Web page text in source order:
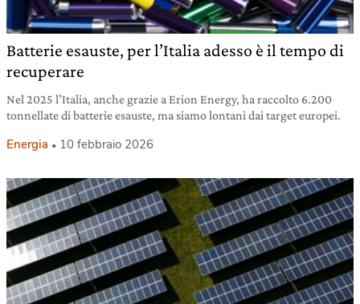
Batterie esauste, per l’Italia adesso è il tempo di
recuperare
Nel 2025 l’Italia, anche grazie a Erion Energy, ha raccolto 6.200
tonnellate di batterie esauste, ma siamo lontani dai target europei.
Energia 10 febbraio 2026